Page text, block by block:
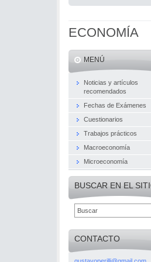
ECONOMÍA
MENÚ
Noticias y artículos
recomendados
Fechas de Exámenes
Cuestionarios
Trabajos prácticos
Macroeconomía
Microeconomía
BUSCAR EN EL
CONTACTO